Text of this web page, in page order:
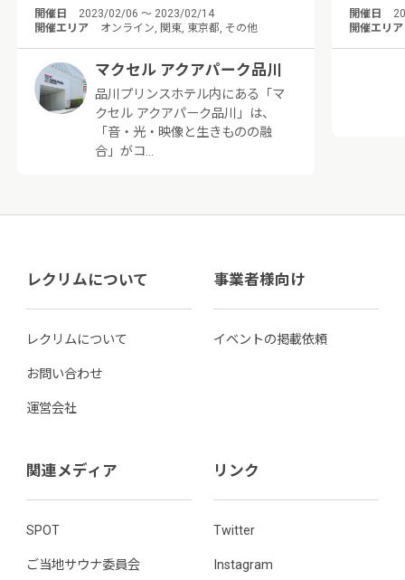
開催日
2023/02/06 ～ 2023/02/14
開催エリア
オンライン, 関東, 東京都, その他
マクセル アクアパーク品川
品川プリンスホテル内にある「マ
クセル アクアパーク品川」は、
「音・光・映像と生きものの融
合」がコ…
開催日
開催エリア
レクリムについて
レクリムについて
お問い合わせ
運営会社
事業者様向け
イベントの掲載依頼
関連メディア
SPOT
ご当地サウナ委員会
リンク
Twitter
Instagram